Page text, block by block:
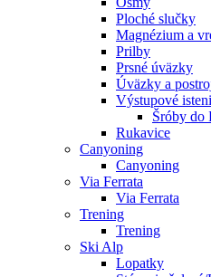
Ploché slučky
Magnézium a
Prilby
Prsné úväzky
Úväzky a
Výstupové
Šróby do
Rukavice
Canyoning
Canyoning
Via Ferrata
Via Ferrata
Trening
Trening
Ski Alp
Lopatky